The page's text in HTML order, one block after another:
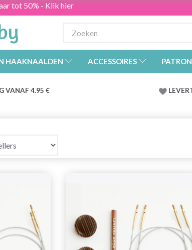
tot 50% - Klik hier
HAAKNAALDEN ACCESSOIRES
VANAF 4.95 €